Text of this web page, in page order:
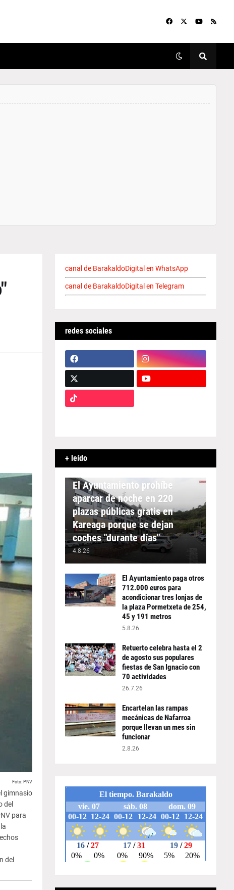
Foto: PNV
gimnasio
del
para
del
canal de BarakaldoDigital en WhatsApp
canal de BarakaldoDigital en Telegram
redes sociales
+ leído
APARCAMIENTO
El Ayuntamiento prohíbe
aparcar de noche en 220
plazas públicas gratis en
Kareaga porque se dejan
coches "durante días"
4.8.26
El Ayuntamiento paga otros
712.000 euros para
acondicionar tres lonjas de
la plaza Pormetxeta de 254,
45 y 191 metros
5.8.26
Retuerto celebra hasta el 2
de agosto sus populares
fiestas de San Ignacio con
70 actividades
26.7.26
Encartelan las rampas
mecánicas de Nafarroa
porque llevan un mes sin
funcionar
2.8.26